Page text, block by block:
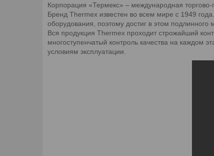
Корпорация «Термекс» – международная
Бренд Thermex известен во всем мире с 1949
оборудования, поэтому достиг в этом
Вся продукция Thermex проходит строжайший
многоступенчатый контроль качества на каждом
условиям эксплуатации.